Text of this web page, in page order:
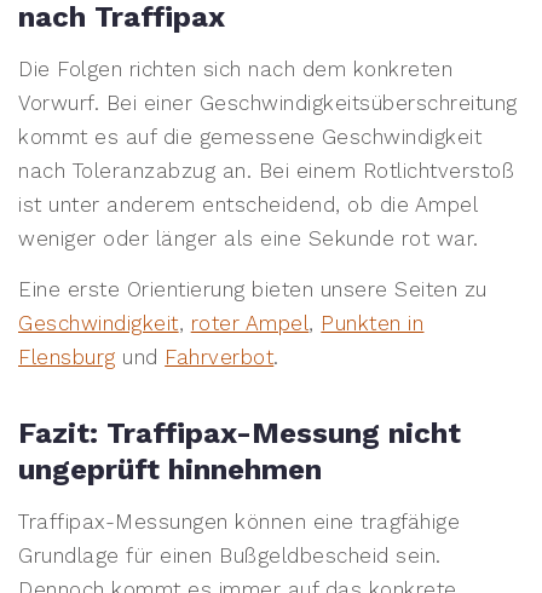
nach Traffipax
Die Folgen richten sich nach dem konkreten
Vorwurf. Bei einer Geschwindigkeitsüberschreitung
kommt es auf die gemessene Geschwindigkeit
nach Toleranzabzug an. Bei einem Rotlichtverstoß
ist unter anderem entscheidend, ob die Ampel
weniger oder länger als eine Sekunde rot war.
Eine erste Orientierung bieten unsere Seiten zu
Geschwindigkeit, roter Ampel, Punkten in
Flensburg und Fahrverbot.
Fazit: Traffipax-Messung nicht
ungeprüft hinnehmen
Traffipax-Messungen können eine tragfähige
Grundlage für einen Bußgeldbescheid sein.